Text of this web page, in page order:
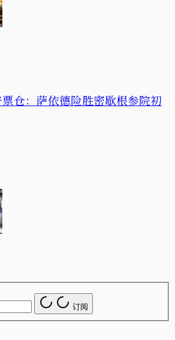
仓：萨依德险胜密歇根参院初
订阅